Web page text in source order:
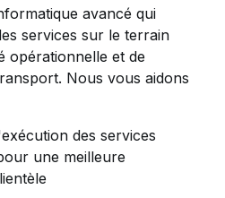
avancé qui
services sur le terrain
opérationnelle et de
Nous vous aidons
des services
une meilleure